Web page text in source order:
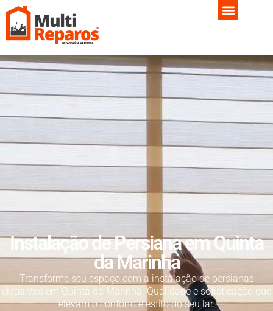
Instalação de Persiana em Quinta
da Marinha
Transforme seu espaço com a instalação de persianas
elegantes em Quinta da Marinha. Qualidade e sofisticação que
elevam o conforto e estilo do seu lar.